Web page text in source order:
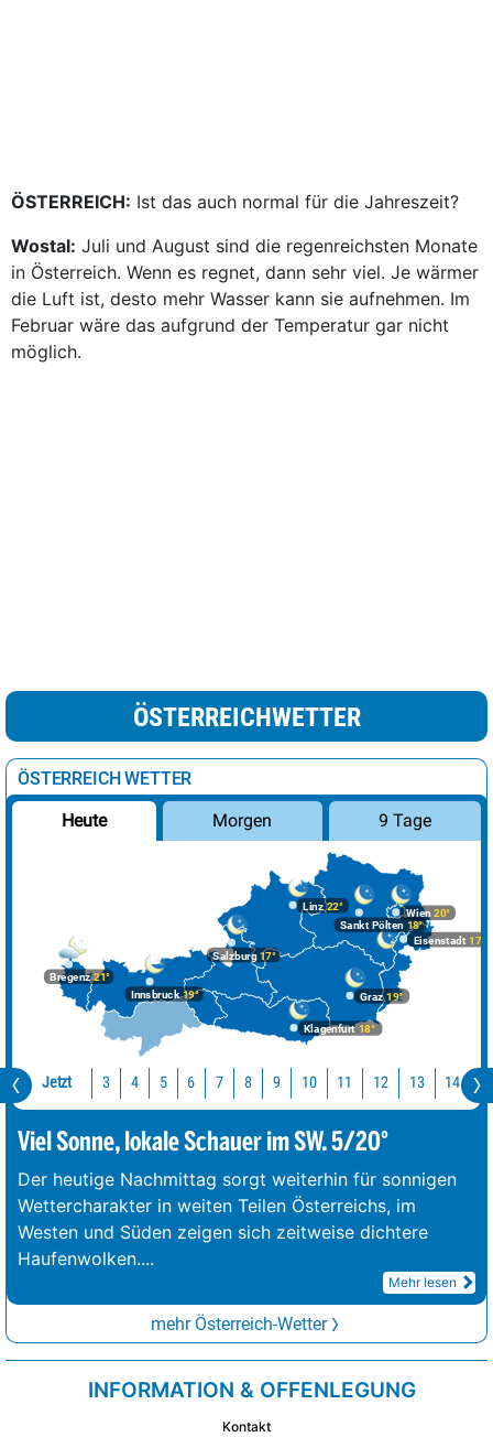
ÖSTERREICH: Ist das auch normal für die Jahreszeit?
Wostal: Juli und August sind die regenreichsten Monate
in Österreich. Wenn es regnet, dann sehr viel. Je wärmer
die Luft ist, desto mehr Wasser kann sie aufnehmen. Im
Februar wäre das aufgrund der Temperatur gar nicht
möglich.
ÖSTERREICHWETTER
ÖSTERREICH WETTER
Heute Morgen 9 Tage
Bregenz21°
Graz19°
Innsbruck19°
Klagenfurt 18°
Linz22°
Salzburg17°
Wien 20°
Eisenstadt 17°
Sankt Pölten 18°
Jetzt 3 4 5 6 7 8 9 10 11 12 13 14
Viel Sonne, lokale Schauer im SW. 5/20°
Der heutige Nachmittag sorgt weiterhin für sonnigen
Wettercharakter in weiten Teilen Österreichs, im
Westen und Süden zeigen sich zeitweise dichtere
Haufenwolken....
Mehr lesen
mehr Österreich-Wetter
INFORMATION & OFFENLEGUNG
Kontakt